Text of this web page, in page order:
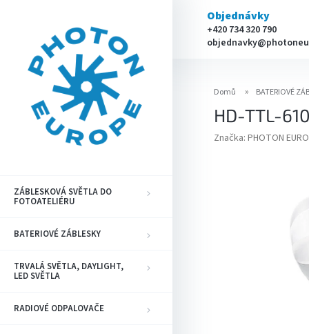
Objednávky
+420 734 320 790
ZÁBLESKOVÁ SVĚTLA DO
FOTOATELIÉRU
BATERIOVÉ ZÁBLESKY
TRVALÁ SVĚTLA, DAYLIGHT,
LED SVĚTLA
RADIOVÉ ODPALOVAČE
Domů BATERIOVÉ
HD-TTL-
Značka: PHOTON